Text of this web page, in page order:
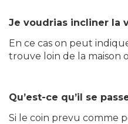
Je voudrias incliner la
En ce cas on peut
trouve loin de la maison
Qu’est-ce qu’il se
Si le coin prevu comme